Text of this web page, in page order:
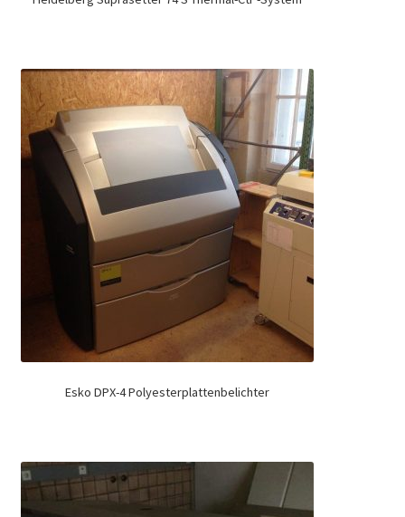
Esko DPX-4 Polyesterplattenbelichter